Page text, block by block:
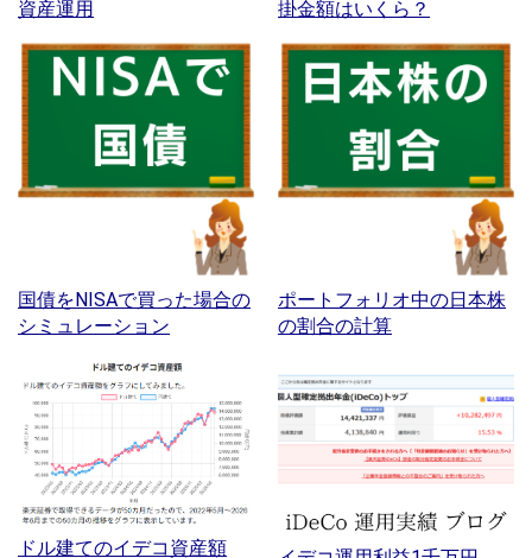
資産運用 掛金額はいくら？
国債をNISAで買った場合の
シミュレーション
ポートフォリオ中の日本株
の割合の計算
ドル建てのイデコ資産額